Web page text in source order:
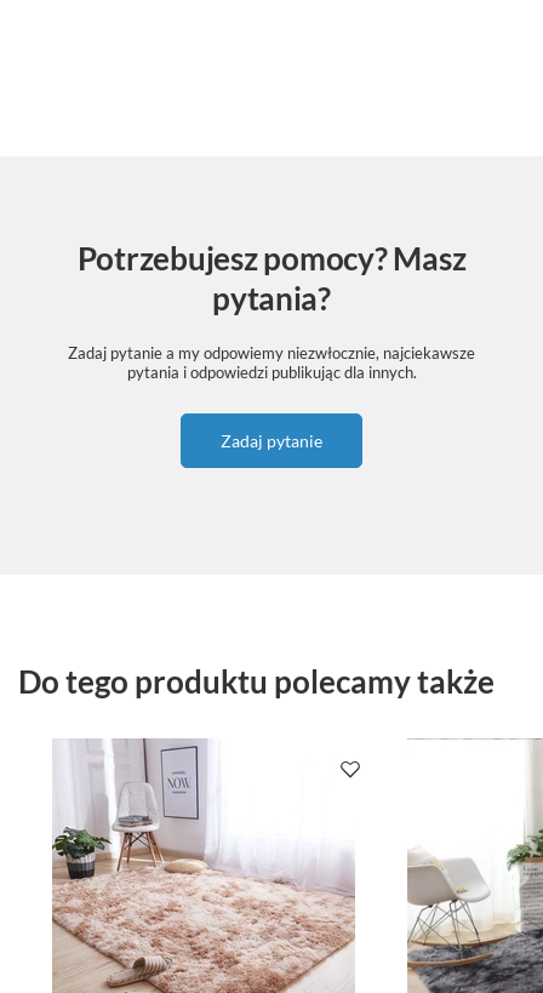
Potrzebujesz pomocy? Masz
pytania?
Zadaj pytanie a my odpowiemy niezwłocznie, najciekawsze
pytania i odpowiedzi publikując dla innych.
Zadaj pytanie
Do tego produktu polecamy także